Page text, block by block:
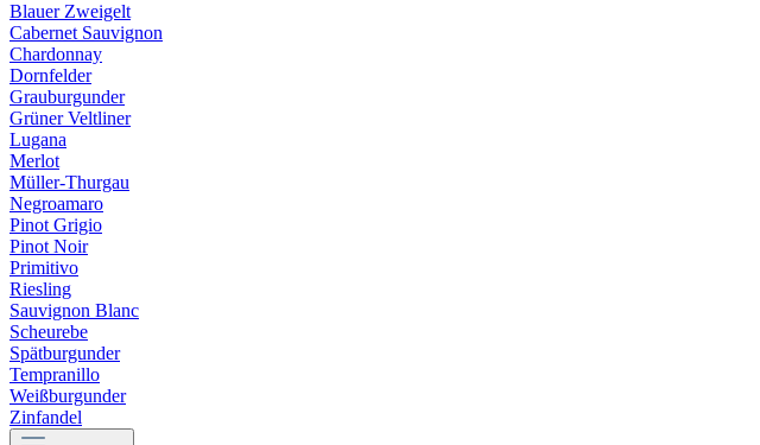
Blauer Zweigelt
Cabernet Sauvignon
Chardonnay
Dornfelder
Grauburgunder
Grüner Veltliner
Lugana
Merlot
Müller-Thurgau
Negroamaro
Pinot Grigio
Pinot Noir
Primitivo
Riesling
Sauvignon Blanc
Scheurebe
Spätburgunder
Tempranillo
Weißburgunder
Zinfandel